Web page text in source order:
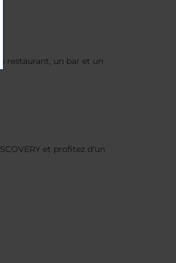
restaurant, un bar et un
et profitez d'un